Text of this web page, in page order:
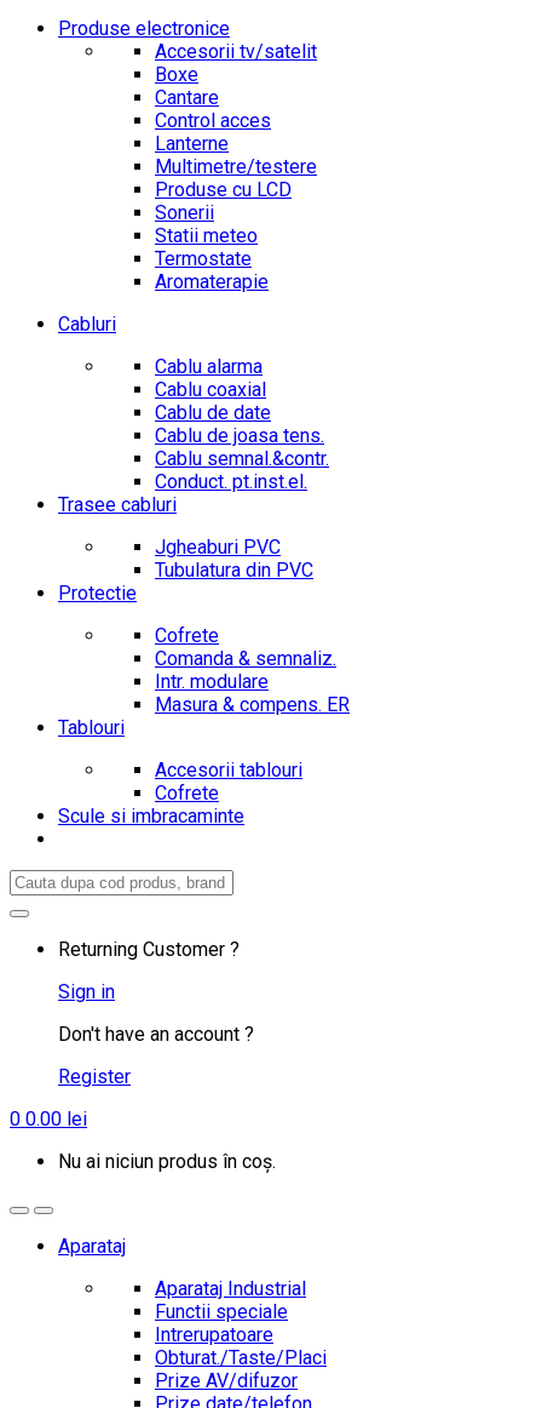
Produse electronice
Accesorii tv/satelit
Boxe
Cantare
Control acces
Lanterne
Multimetre/testere
Produse cu LCD
Sonerii
Statii meteo
Termostate
Aromaterapie
Cabluri
Cablu alarma
Cablu coaxial
Cablu de date
Cablu de joasa tens.
Cablu semnal.&contr.
Conduct. pt.inst.el.
Trasee cabluri
Jgheaburi PVC
Tubulatura din PVC
Protectie
Cofrete
Comanda & semnaliz.
Intr. modulare
Masura & compens. ER
Tablouri
Accesorii tablouri
Cofrete
Scule si imbracaminte
Search
Returning Customer ?
Sign in
Don't have an account ?
Register
0 0.00 lei
Nu ai niciun produs în coș.
Aparataj
Aparataj Industrial
Functii speciale
Intrerupatoare
Obturat./Taste/Placi
Prize AV/difuzor